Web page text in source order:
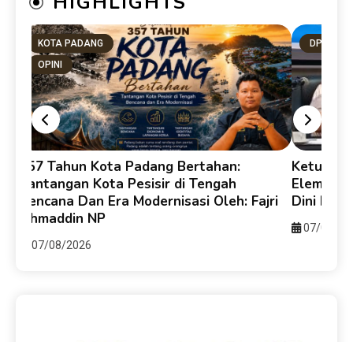
KOTA PADANG
OPINI
357 Tahun Kota Padang Bertahan:
Tantangan Kota Pesisir di Tengah
Bencana Dan Era Modernisasi Oleh: Fajri
Ahmaddin NP
07/08/2026
DPRD
Ketua
Elemen
Dini
07/08/